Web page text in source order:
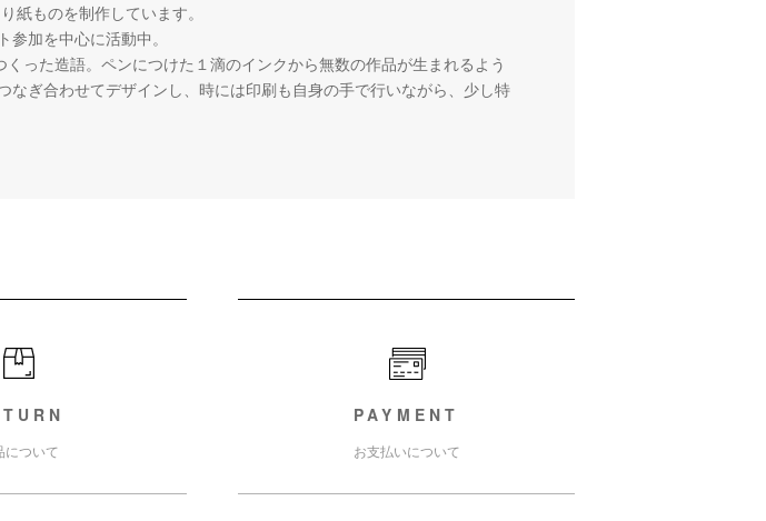
ものを制作しています。
加を中心に活動中。
った造語。ペンにつけた１滴のインクから無数の作品が生まれるよう
なぎ合わせてデザインし、時には印刷も自身の手で行いながら、少し特
について
PAYMENT
お支払いについて